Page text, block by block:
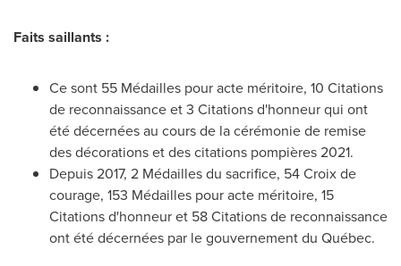
Faits saillants :
Ce sont 55 Médailles pour acte méritoire, 10 Citations
de reconnaissance et 3 Citations d'honneur qui ont
été décernées au cours de la cérémonie de remise
des décorations et des citations pompières 2021.
Depuis 2017, 2 Médailles du sacrifice, 54 Croix de
courage, 153 Médailles pour acte méritoire, 15
Citations d'honneur et 58 Citations de reconnaissance
ont été décernées par le gouvernement du Québec.